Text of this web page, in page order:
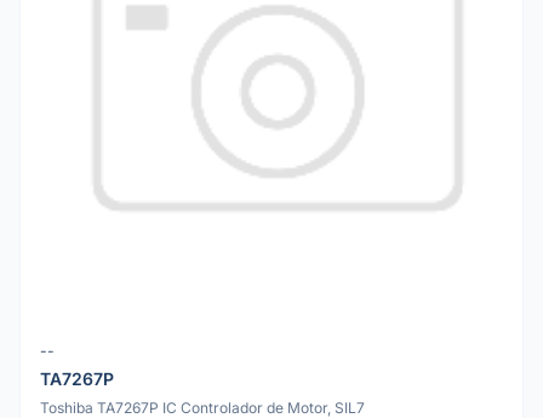
--
TA7267P
Toshiba TA7267P IC Controlador de Motor, SIL7